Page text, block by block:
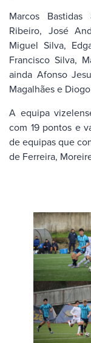
Marcos
Ribeiro, José
Miguel Silva,
Francisco Silva,
ainda Afonso
Magalhães e
A equipa
com 19 pontos e
de equipas que
de Ferreira,